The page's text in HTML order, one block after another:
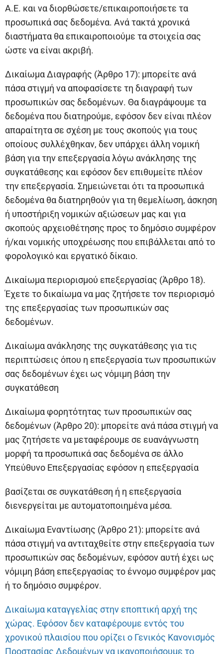
Α.Ε. και να διορθώσετε/επικαιροποιήσετε τα
προσωπικά σας δεδομένα. Ανά τακτά χρονικά
διαστήματα θα επικαιροποιούμε τα στοιχεία σας
ώστε να είναι ακριβή.
Δικαίωμα Διαγραφής (Άρθρο 17): μπορείτε ανά
πάσα στιγμή να αποφασίσετε τη διαγραφή των
προσωπικών σας δεδομένων. Θα διαγράψουμε τα
δεδομένα που διατηρούμε, εφόσον δεν είναι πλέον
απαραίτητα σε σχέση με τους σκοπούς για τους
οποίους συλλέχθηκαν, δεν υπάρχει άλλη νομική
βάση για την επεξεργασία λόγω ανάκλησης της
συγκατάθεσης και εφόσον δεν επιθυμείτε πλέον
την επεξεργασία. Σημειώνεται ότι τα προσωπικά
δεδομένα θα διατηρηθούν για τη θεμελίωση, άσκηση
ή υποστήριξη νομικών αξιώσεων μας και για
σκοπούς αρχειοθέτησης προς το δημόσιο συμφέρον
ή/και νομικής υποχρέωσης που επιβάλλεται από το
φορολογικό και εργατικό δίκαιο.
Δικαίωμα περιορισμού επεξεργασίας (Άρθρο 18).
Έχετε το δικαίωμα να μας ζητήσετε τον περιορισμό
της επεξεργασίας των προσωπικών σας
δεδομένων.
Δικαίωμα ανάκλησης της συγκατάθεσης για τις
περιπτώσεις όπου η επεξεργασία των προσωπικών
σας δεδομένων έχει ως νόμιμη βάση την
συγκατάθεση
Δικαίωμα φορητότητας των προσωπικών σας
δεδομένων (Άρθρο 20): μπορείτε ανά πάσα στιγμή να
μας ζητήσετε να μεταφέρουμε σε ευανάγνωστη
μορφή τα προσωπικά σας δεδομένα σε άλλο
Υπεύθυνο Επεξεργασίας εφόσον η επεξεργασία
βασίζεται σε συγκατάθεση ή η επεξεργασία
διενεργείται με αυτοματοποιημένα μέσα.
Δικαίωμα Εναντίωσης (Άρθρο 21): μπορείτε ανά
πάσα στιγμή να αντιταχθείτε στην επεξεργασία των
προσωπικών σας δεδομένων, εφόσον αυτή έχει ως
νόμιμη βάση επεξεργασίας το έννομο συμφέρον μας
ή το δημόσιο συμφέρον.
Δικαίωμα καταγγελίας στην εποπτική αρχή της
χώρας. Εφόσον δεν καταφέρουμε εντός του
χρονικού πλαισίου που ορίζει ο Γενικός Κανονισμός
Προστασίας Δεδομένων να ικανοποιήσουμε το